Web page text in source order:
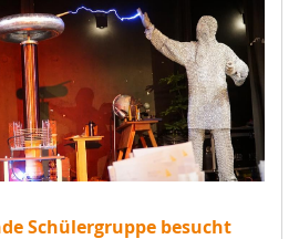
Schülergruppe besucht